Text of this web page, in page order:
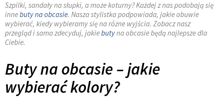
Szpilki, sandały na słupki, a może koturny? Każdej z nas podobają się
innebuty na obcasie. Nasza stylistka podpowiada, jakie obuwie
wybierać, kiedy wybieramy się na różne wyjścia. Zobacz nasz
przegląd i sama zdecyduj, jakiebutyna obcasie będą najlepsze dla
Ciebie.
Buty na obcasie – jakie
wybierać kolory?